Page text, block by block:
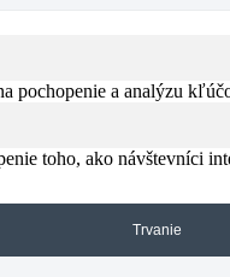
pochopenie a analýzu
toho, ako návštevníci
Trvanie